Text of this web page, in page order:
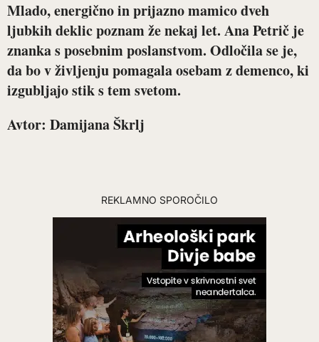
Mlado, energično in prijazno mamico dveh
ljubkih deklic poznam že nekaj let. Ana Petrič je
znanka s posebnim poslanstvom. Odločila se je,
da bo v življenju pomagala osebam z demenco, ki
izgubljajo stik s tem svetom.
Avtor: Damijana Škrlj
REKLAMNO SPOROČILO